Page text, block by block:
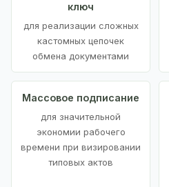
ключ
для реализации сложных
кастомных цепочек
обмена документами
Массовое подписание
для значительной
экономии рабочего
времени при визировании
типовых актов